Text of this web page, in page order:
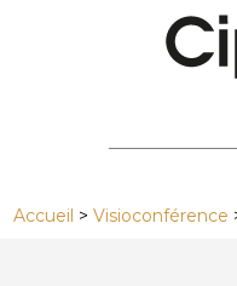
Accueil >Visioconférence
Panneau de gestion des